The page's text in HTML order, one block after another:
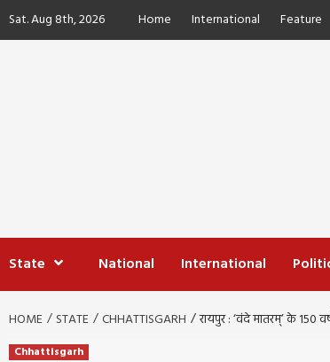
Skip
toSat. Aug 8th, 2026 Home International Feature
State National International
HOME STATE CHHATTISGARH रायपुर : ‘वंदे मातरम्’ के 150
Chhattisgarh